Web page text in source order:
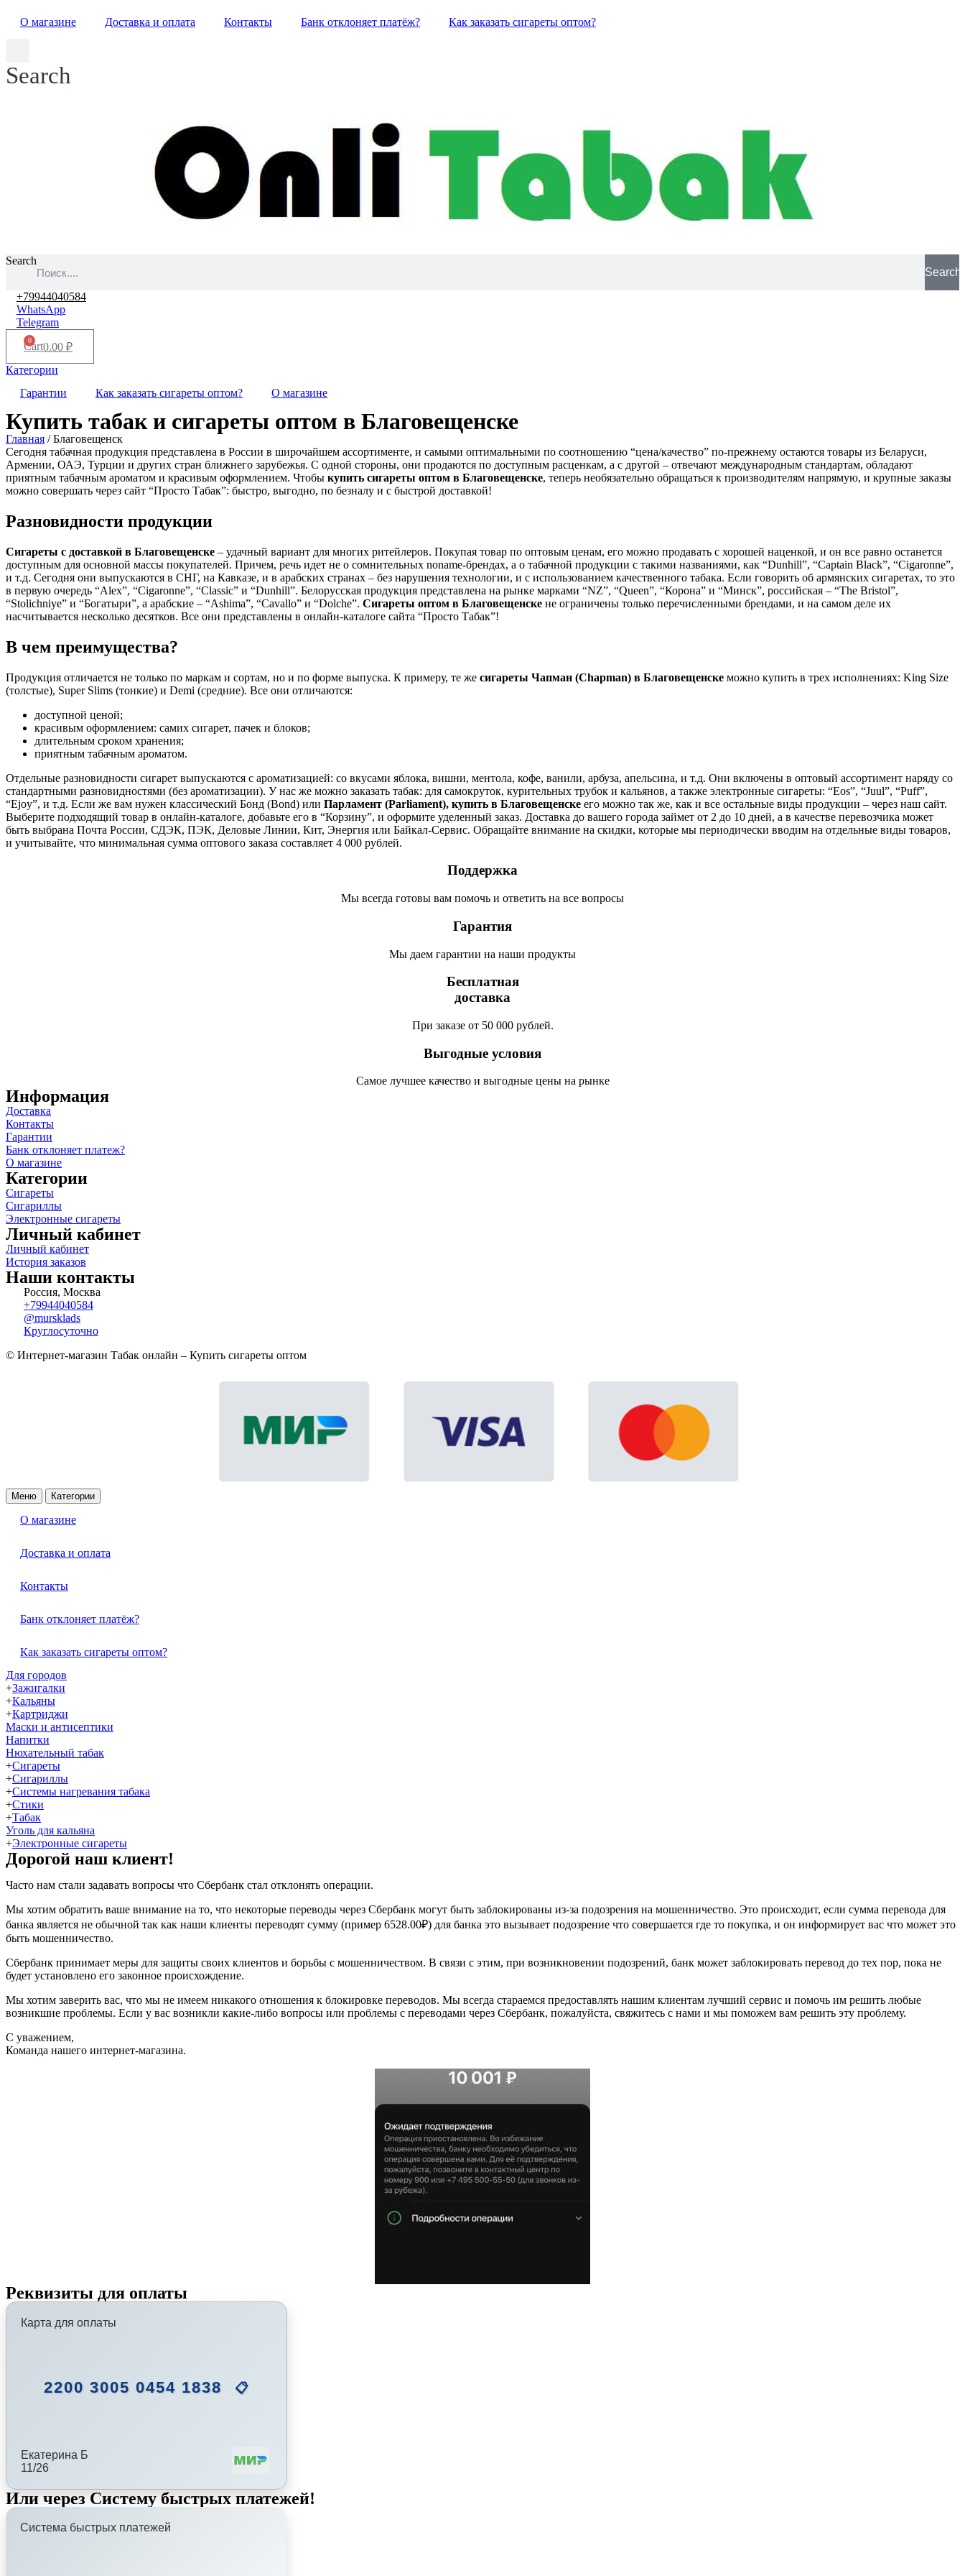
О магазине Доставка и оплата Контакты Банк отклоняет платёж? Как заказать сигареты оптом?
Search
Search
Search
+79944040584
WhatsApp
Telegram
0.00 ₽
0
Cart
Категории
Гарантии
Как заказать сигареты оптом? О магазине
Купить табак и сигареты оптом в Благовещенске
Главная / Благовещенск
Сегодня табачная продукция представлена в России в широчайшем ассортименте, и самыми оптимальными по соотношению “цена/качество” по-прежнему остаются товары из Беларуси,
Армении, ОАЭ, Турции и других стран ближнего зарубежья. С одной стороны, они продаются по доступным расценкам, а с другой – отвечают международным стандартам, обладают
приятным табачным ароматом и красивым оформлением. Чтобы купить сигареты оптом в Благовещенске, теперь необязательно обращаться к производителям напрямую, и крупные заказы
можно совершать через сайт “Просто Табак”: быстро, выгодно, по безналу и с быстрой доставкой!
Разновидности продукции
Сигареты с доставкой в Благовещенске – удачный вариант для многих ритейлеров. Покупая товар по оптовым ценам, его можно продавать с хорошей наценкой, и он все равно останется
доступным для основной массы покупателей. Причем, речь идет не о сомнительных noname-брендах, а о табачной продукции с такими названиями, как “Dunhill”, “Captain Black”, “Cigaronne”,
и т.д. Сегодня они выпускаются в СНГ, на Кавказе, и в арабских странах – без нарушения технологии, и с использованием качественного табака. Если говорить об армянских сигаретах, то это
в первую очередь “Alex”, “Cigaronne”, “Classic” и “Dunhill”. Белорусская продукция представлена на рынке марками “NZ”, “Queen”, “Корона” и “Минск”, российская – “The Bristol”,
“Stolichniye” и “Богатыри”, а арабские – “Ashima”, “Cavallo” и “Dolche”. Сигареты оптом в Благовещенске не ограничены только перечисленными брендами, и на самом деле их
насчитывается несколько десятков. Все они представлены в онлайн-каталоге сайта “Просто Табак”!
В чем преимущества?
Продукция отличается не только по маркам и сортам, но и по форме выпуска. К примеру, те же сигареты Чапман (Chapman) в Благовещенске можно купить в трех исполнениях: King Size
(толстые), Super Slims (тонкие) и Demi (средние). Все они отличаются:
доступной ценой;
красивым оформлением: самих сигарет, пачек и блоков;
длительным сроком хранения;
приятным табачным ароматом.
Отдельные разновидности сигарет выпускаются с ароматизацией: со вкусами яблока, вишни, ментола, кофе, ванили, арбуза, апельсина, и т.д. Они включены в оптовый ассортимент наряду со
стандартными разновидностями (без ароматизации). У нас же можно заказать табак: для самокруток, курительных трубок и кальянов, а также электронные сигареты: “Eos”, “Juul”, “Puff”,
“Ejoy”, и т.д. Если же вам нужен классический Бонд (Bond) или Парламент (Parliament), купить в Благовещенске его можно так же, как и все остальные виды продукции – через наш сайт.
Выберите подходящий товар в онлайн-каталоге, добавьте его в “Корзину”, и оформите уделенный заказ. Доставка до вашего города займет от 2 до 10 дней, а в качестве перевозчика может
быть выбрана Почта России, СДЭК, ПЭК, Деловые Линии, Кит, Энергия или Байкал-Сервис. Обращайте внимание на скидки, которые мы периодически вводим на отдельные виды товаров,
и учитывайте, что минимальная сумма оптового заказа составляет 4 000 рублей.
Поддержка
Мы всегда готовы вам помочь и ответить на все вопросы
Гарантия
Мы даем гарантии на наши продукты
Бесплатная
доставка
При заказе от 50 000 рублей.
Выгодные условия
Самое лучшее качество и выгодные цены на рынке
Информация
Доставка
Контакты
Гарантии
Банк отклоняет платеж?
О магазине
Категории
Сигареты
Сигариллы
Электронные сигареты
Личный кабинет
Личный кабинет
История заказов
Наши контакты
Россия, Москва
+79944040584
@mursklads
Круглосуточно
© Интернет-магазин Табак онлайн – Купить сигареты оптом
Меню Категории
О магазине
Доставка и оплата
Контакты
Банк отклоняет платёж?
Как заказать сигареты оптом?
Для городов
+Зажигалки
+Кальяны
+Картриджи
Маски и антисептики
Напитки
Нюхательный табак
+Сигареты
+Сигариллы
+Системы нагревания табака
+Стики
+Табак
Уголь для кальяна
+Электронные сигареты
Дорогой наш клиент!
Часто нам стали задавать вопросы что Сбербанк стал отклонять операции.
Мы хотим обратить ваше внимание на то, что некоторые переводы через Сбербанк могут быть заблокированы из-за подозрения на мошенничество. Это происходит, если сумма перевода для
банка является не обычной так как наши клиенты переводят сумму (пример 6528.00₽) для банка это вызывает подозрение что совершается где то покупка, и он информирует вас что может это
быть мошенничество.
Сбербанк принимает меры для защиты своих клиентов и борьбы с мошенничеством. В связи с этим, при возникновении подозрений, банк может заблокировать перевод до тех пор, пока не
будет установлено его законное происхождение.
Мы хотим заверить вас, что мы не имеем никакого отношения к блокировке переводов. Мы всегда стараемся предоставлять нашим клиентам лучший сервис и помочь им решить любые
возникшие проблемы. Если у вас возникли какие-либо вопросы или проблемы с переводами через Сбербанк, пожалуйста, свяжитесь с нами и мы поможем вам решить эту проблему.
С уважением,
Команда нашего интернет-магазина.
Реквизиты для оплаты
Карта для оплаты
2200 3005 0454 1838 📋
Екатерина Б
11/26
Или через Систему быстрых платежей!
Система быстрых платежей